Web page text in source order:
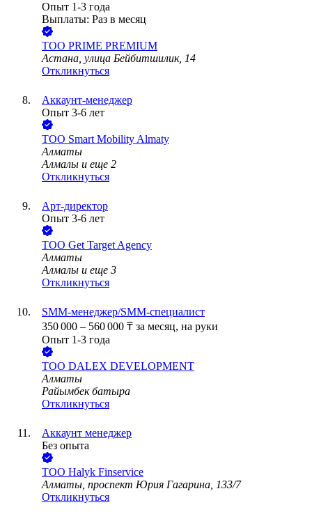
Опыт 1-3 года
Выплаты: Раз в месяц
ТОО PRIME PREMIUM
Астана, улица Бейбитшилик, 14
Откликнуться
Аккаунт-менеджер
Опыт 3-6 лет
ТОО Smart Mobility Almaty
Алматы
Алмалы и еще 2
Откликнуться
Арт-директор
Опыт 3-6 лет
ТОО Get Target Agency
Алматы
Алмалы и еще 3
Откликнуться
SMM-менеджер/SMM-специалист
350 000 – 560 000 ₸ за месяц, на руки
Опыт 1-3 года
ТОО DALEX DEVELOPMENT
Алматы
Райымбек батыра
Откликнуться
Аккаунт менеджер
Без опыта
ТОО Halyk Finservice
Алматы, проспект Юрия Гагарина, 133/7
Откликнуться